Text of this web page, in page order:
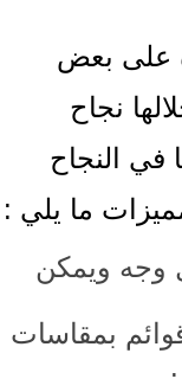
على بعض
نجاح
في النجاح
ما يلي :
وجه ويمكن
بمقاسات